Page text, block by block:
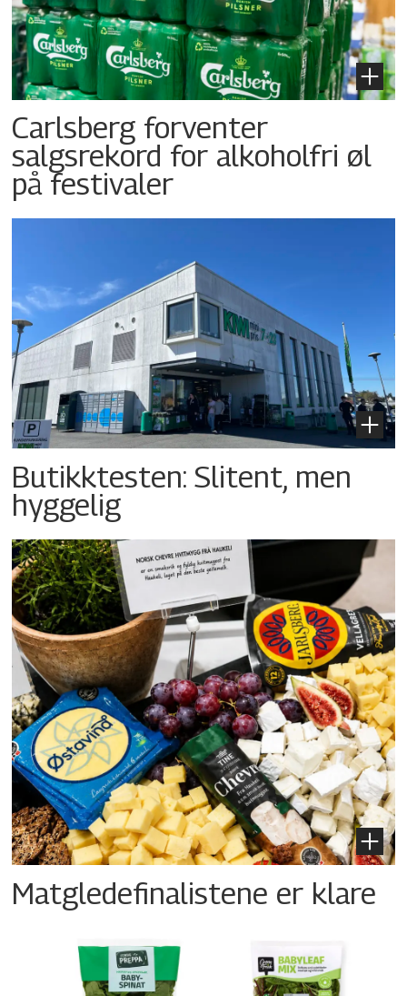
Carlsberg forventer
salgsrekord for alkoholfri øl
på festivaler
Butikktesten: Slitent, men
hyggelig
Matgledefinalistene er klare